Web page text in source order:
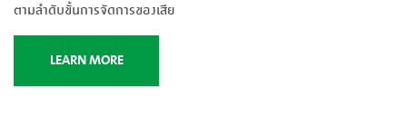
ตามลำดับขั้นการจัดการของเสีย
LEARN MORE